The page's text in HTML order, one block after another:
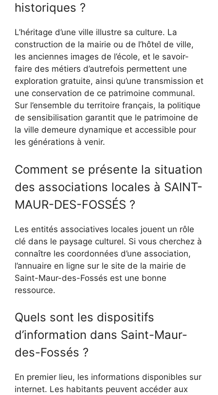
historiques ?
L’héritage d’une ville illustre sa culture. La
construction de la mairie ou de l’hôtel de ville,
les anciennes images de l’école, et le savoir-
faire des métiers d’autrefois permettent une
exploration gratuite, ainsi qu’une transmission et
une conservation de ce patrimoine communal.
Sur l’ensemble du territoire français, la politique
de sensibilisation garantit que le patrimoine de
la ville demeure dynamique et accessible pour
les générations à venir.
Comment se présente la situation
des associations locales à SAINT-
MAUR-DES-FOSSÉS ?
Les entités associatives locales jouent un rôle
clé dans le paysage culturel. Si vous cherchez à
connaître les coordonnées d’une association,
l’annuaire en ligne sur le site de la mairie de
Saint-Maur-des-Fossés est une bonne
ressource.
Quels sont les dispositifs
d’information dans Saint-Maur-
des-Fossés ?
En premier lieu, les informations disponibles sur
internet. Les habitants peuvent accéder aux